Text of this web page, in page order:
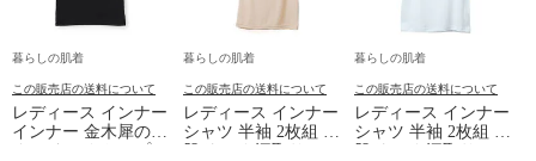
暮らしの肌着
この販売店の送料について
レディース インナー
インナー 金木犀のめ
ぐみ タンクトップ
暮らしの肌着
この販売店の送料について
レディース インナー
シャツ 半袖 2枚組 素
肌ドライ 汗取り フ
暮らしの肌着
この販売店の送料について
レディース インナー
シャツ 半袖 2枚組 素
肌ドライ 汗取り フ